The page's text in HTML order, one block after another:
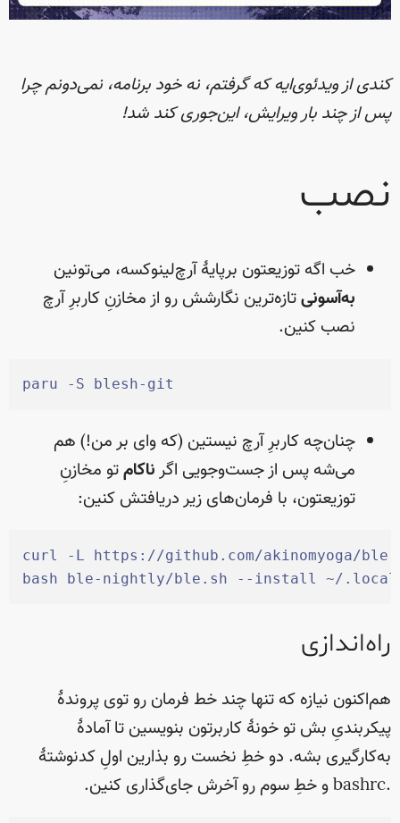
کندی از ویدئوی‌ایه که گرفتم، نه خود برنامه، نمی‌دونم چرا
پس از چند بار ویرایش، این‌جوری کند شد!
نصب
خب اگه توزیعتون برپایهٔ آرچ‌لینوکسه، می‌تونین
به‌آسونیتازه‌ترین نگارشش رو از مخازنِ کاربرِ آرچ
نصب کنین.
paru - S blesh-git
چنان‌چه کاربرِ آرچ نیستین (که وای بر من!) هم
می‌شه پس از جست‌وجویی اگر ناکامتو مخازنِ
توزیعتون، با فرمان‌های زیر دریافتش کنین:
curl - L https://github.com/akinomyoga/
bash ble-nightly/ble.sh -- install ~/
راه‌اندازی
هم‌اکنون نیازه که تنها چند خط فرمان رو توی پروندهٔ
پیکربندیِ بش تو خونهٔ کاربرتون بنویسین تا آمادهٔ
به‌کارگیری بشه. دو خطِ نخست رو بذارین اولِ کدنوشتهٔ
.bashrc و خطِ سوم رو آخرش جای‌گذاری کنین.